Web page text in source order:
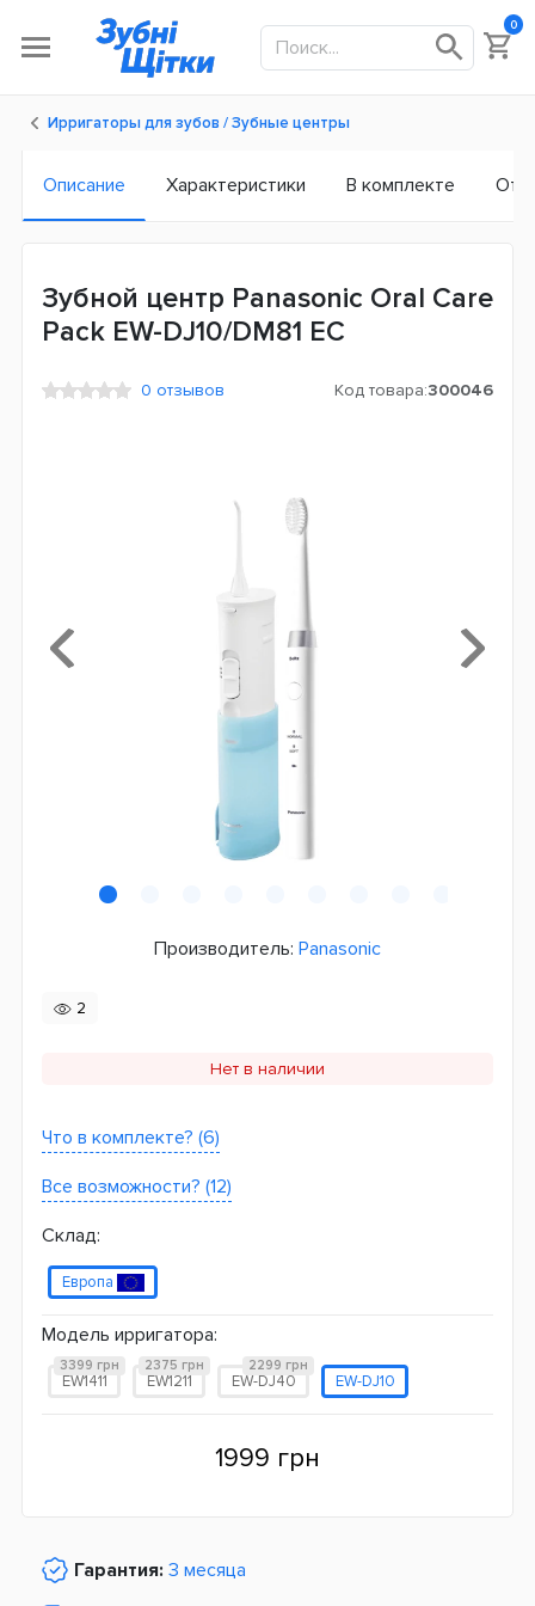
0
Ирригаторы для зубов / Зубные центры
Описание Характеристики В комплекте
Зубной центр Panasonic Oral Care
Pack EW-DJ10/DM81 ЕС
0 отзывов Код товара:300046
Производитель: Panasonic
2
Нет в наличии
Что в комплекте? (6)
Все возможности? (12)
Склад:
Европа
Модель ирригатора:
EW1411
3399 грн
EW1211
2375 грн
EW-DJ40
2299 грн
EW-DJ10
1999 грн
Гарантия: 3 месяца